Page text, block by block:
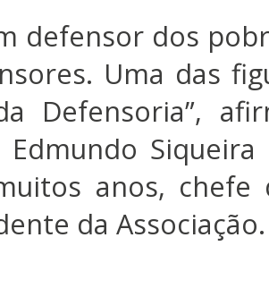
defensor dos
Uma das
Defensoria”,
Edmundo
anos, chefe
da Associação.